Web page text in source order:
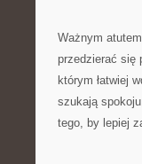
Ważnym
przedzierać się
którym łatwiej
szukają
tego, by lepiej